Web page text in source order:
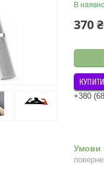
В
370 ₴
+380